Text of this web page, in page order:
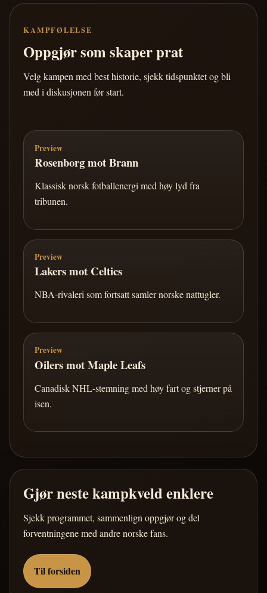
KAMPFØLELSE
Oppgjør som skaper prat
Velg kampen med best historie, sjekk tidspunktet og bli
med i diskusjonen før start.
Preview
Rosenborg mot Brann
Klassisk norsk fotballenergi med høy lyd fra
tribunen.
Preview
Lakers mot Celtics
NBA-rivaleri som fortsatt samler norske nattugler.
Preview
Oilers mot Maple Leafs
Canadisk NHL-stemning med høy fart og stjerner på
isen.
Gjør neste kampkveld enklere
Sjekk programmet, sammenlign oppgjør og del
forventningene med andre norske fans.
Til forsiden